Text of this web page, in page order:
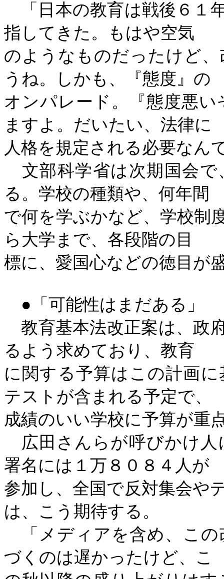
「日本の教育は戦後６１
指してきた。もはや空気
のようなものだったけど
うね。しかも、『態度』の
オンパレード。『態度悪
ますよ。だいたい、法律に
人格を規定される必要なん
文部科学省は次期国会で
る。学校の種類や、何年間
で何を学ぶかなど、学校制
ら大学まで、各段階の目
標に、愛国心などの徳目が
●「可能性はまだある」
教育基本法改正案は、政
るよう求めており、教育
に関する予算はこの計画
テストが含まれる予定で、
成績のいい学校に予算が重
広田さんらが呼びかけ人
署名には１万８０８４人が
参加し、全国で反対集会や
は、こう期待する。
「メディアを含め、この
づくのは遅かったけど、こ